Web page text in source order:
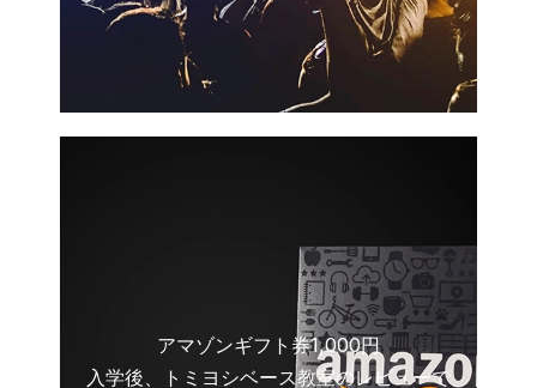
アマゾンギフト券1,000円
入学後、トミヨシベース教室のレビューで